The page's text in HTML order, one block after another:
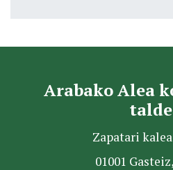
Arabako Alea
Zapatari kalea
01001